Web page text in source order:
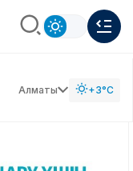
Алматы +3°C